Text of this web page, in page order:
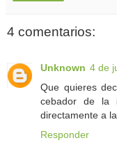
4 comentarios:
Unknown 4 de
Que quieres
cebador de la
directamente a
Responder